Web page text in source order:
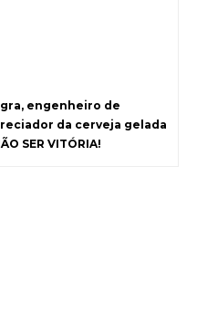
engenheiro de
da cerveja gelada
SER VITÓRIA!